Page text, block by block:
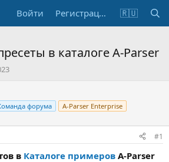
Войти Регистрация 🇷🇺
в каталоге A-Parser
форума A-Parser Enterprise
#1
в Каталоге примеров A-Parser